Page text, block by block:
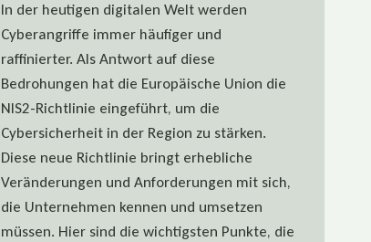
In der heutigen digitalen Welt werden
Cyberangriffe immer häufiger und
raffinierter. Als Antwort auf diese
Bedrohungen hat die Europäische Union die
NIS2-Richtlinie eingeführt, um die
Cybersicherheit in der Region zu stärken.
Diese neue Richtlinie bringt erhebliche
Veränderungen und Anforderungen mit sich,
die Unternehmen kennen und umsetzen
müssen. Hier sind die wichtigsten Punkte, die